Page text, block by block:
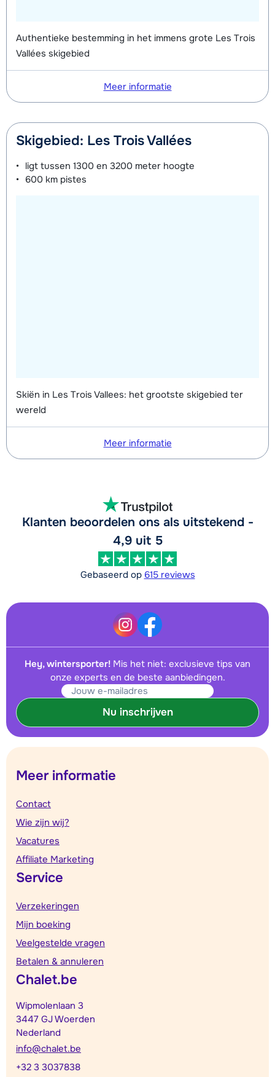
Authentieke bestemming in het immens grote Les Trois
Vallées skigebied
Meer informatie
Skigebied: Les Trois Vallées
ligt tussen 1300 en 3200 meter hoogte
600 km pistes
Skiën in Les Trois Vallees: het grootste skigebied ter
wereld
Meer informatie
Klanten beoordelen ons als uitstekend -
4,9 uit 5
Gebaseerd op 615 reviews
Hey, wintersporter! Mis het niet: exclusieve tips van
onze experts en de beste aanbiedingen.
Nu inschrijven
Meer informatie
Contact
Wie zijn wij?
Vacatures
Affiliate Marketing
Service
Verzekeringen
Mijn boeking
Veelgestelde vragen
Betalen & annuleren
Chalet.be
Wipmolenlaan 3
3447 GJ Woerden
Nederland
info@chalet.be
+32 3 3037838